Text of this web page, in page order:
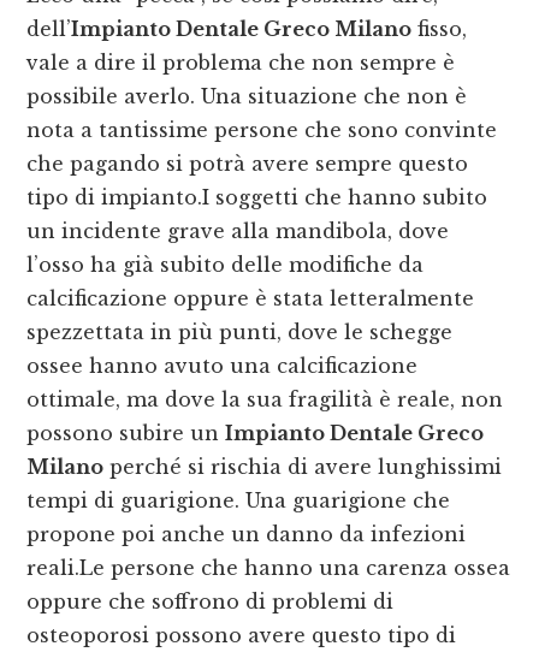
dell’Impianto Dentale Greco Milano fisso,
vale a dire il problema che non sempre è
possibile averlo. Una situazione che non è
nota a tantissime persone che sono convinte
che pagando si potrà avere sempre questo
tipo di impianto.I soggetti che hanno subito
un incidente grave alla mandibola, dove
l’osso ha già subito delle modifiche da
calcificazione oppure è stata letteralmente
spezzettata in più punti, dove le schegge
ossee hanno avuto una calcificazione
ottimale, ma dove la sua fragilità è reale, non
possono subire unImpianto Dentale Greco
Milano perché si rischia di avere lunghissimi
tempi di guarigione. Una guarigione che
propone poi anche un danno da infezioni
reali.Le persone che hanno una carenza ossea
oppure che soffrono di problemi di
osteoporosi possono avere questo tipo di